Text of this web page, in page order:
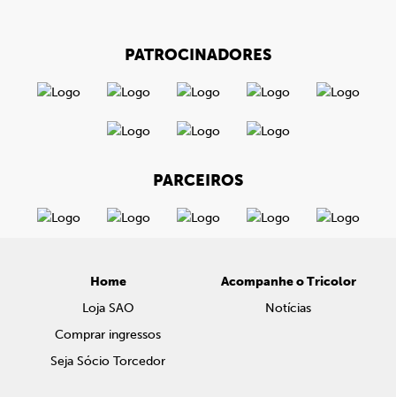
PATROCINADORES
PARCEIROS
Home
Loja SAO
Comprar ingressos
Seja Sócio Torcedor
Acompanhe o Tricolor
Notícias